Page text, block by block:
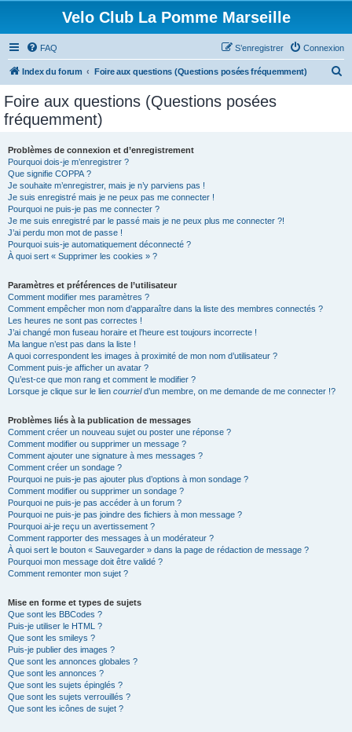
Velo Club La Pomme Marseille
FAQ Connexion
S’enregistrer
Index du forum Foire aux questions (Questions posées fréquemment)
Foire aux questions (Questions posées
fréquemment)
Problèmes de connexion et d’enregistrement
Pourquoi dois-je m’enregistrer ?
Que signifie COPPA ?
Je souhaite m’enregistrer, mais je n’y parviens pas !
Je suis enregistré mais je ne peux pas me connecter !
Pourquoi ne puis-je pas me connecter ?
Je me suis enregistré par le passé mais je ne peux plus me connecter ?!
J’ai perdu mon mot de passe !
Pourquoi suis-je automatiquement déconnecté ?
À quoi sert « Supprimer les cookies » ?
Paramètres et préférences de l’utilisateur
Comment modifier mes paramètres ?
Comment empêcher mon nom d’apparaître dans la liste des membres connectés ?
Les heures ne sont pas correctes !
J’ai changé mon fuseau horaire et l’heure est toujours incorrecte !
Ma langue n’est pas dans la liste !
A quoi correspondent les images à proximité de mon nom d’utilisateur ?
Comment puis-je afficher un avatar ?
Qu’est-ce que mon rang et comment le modifier ?
Lorsque je clique sur le lien courrield’un membre, on me demande de me connecter !?
Problèmes liés à la publication de messages
Comment créer un nouveau sujet ou poster une réponse ?
Comment modifier ou supprimer un message ?
Comment ajouter une signature à mes messages ?
Comment créer un sondage ?
Pourquoi ne puis-je pas ajouter plus d’options à mon sondage ?
Comment modifier ou supprimer un sondage ?
Pourquoi ne puis-je pas accéder à un forum ?
Pourquoi ne puis-je pas joindre des fichiers à mon message ?
Pourquoi ai-je reçu un avertissement ?
Comment rapporter des messages à un modérateur ?
À quoi sert le bouton « Sauvegarder » dans la page de rédaction de message ?
Pourquoi mon message doit être validé ?
Comment remonter mon sujet ?
Mise en forme et types de sujets
Que sont les BBCodes ?
Puis-je utiliser le HTML ?
Que sont les smileys ?
Puis-je publier des images ?
Que sont les annonces globales ?
Que sont les annonces ?
Que sont les sujets épinglés ?
Que sont les sujets verrouillés ?
Que sont les icônes de sujet ?